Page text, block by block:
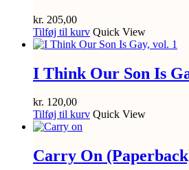
kr. 205,00
Tilføj til kurv Quick View
I Think Our Son Is
kr. 120,00
Tilføj til kurv Quick View
Carry On